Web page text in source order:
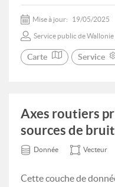
Mise à jour: 19/05/2025
Service public de Wallonie
Carte Service
Axes routiers
sources de
Donnée Vecteur
Cette couche de